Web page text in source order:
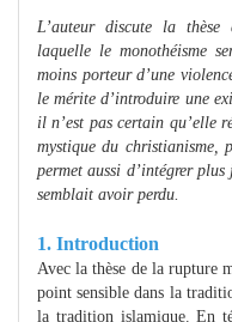
L’auteur discute la thèse
laquelle le monothéisme
moins porteur d’une
le mérite d’introduire une
il n’est pas certain qu’elle
mystique du christianisme,
permet aussi d’intégrer
semblait avoir perdu.
1. Introduction
Avec la thèse de la rupture
point sensible dans la
la tradition islamique. En